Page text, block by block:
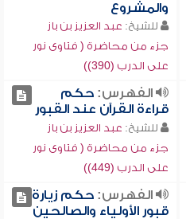
والمشروع
للشيخ: عبد العزيز بن باز
جزء من محاضرة ( فتاوى نور
على الدرب (390))
الفهرس:حكم
قراءة القرآن عند القبور
للشيخ: عبد العزيز بن باز
جزء من محاضرة ( فتاوى نور
على الدرب (449))
الفهرس:حكم زيارة
قبور الأولياء والصالحين